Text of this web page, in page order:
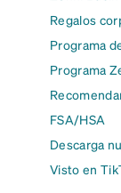
Regalos
Programa
Programa
FSA/HSA
Descarga
Visto en